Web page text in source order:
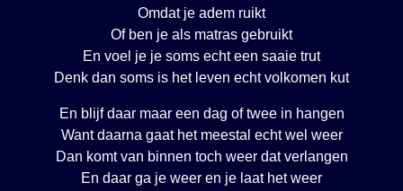
Omdat je adem ruikt
Of ben je als matras gebruikt
En voel je je soms echt een saaie trut
Denk dan soms is het leven echt volkomen kut
En blijf daar maar een dag of twee in hangen
Want daarna gaat het meestal echt wel weer
Dan komt van binnen toch weer dat verlangen
En daar ga je weer en je laat het weer